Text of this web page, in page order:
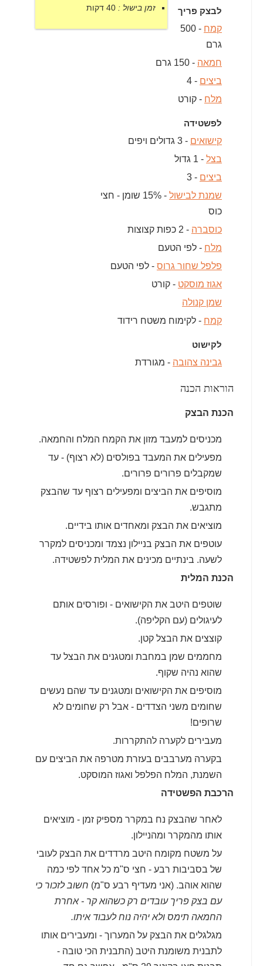
זמן בישול : 40 דקות
לבצק פריך
קמח
- 500
גרם
חמאה - 150 גרם
ביצים - 4
מלח - קורט
לפשטידה
קישואים - 3 גדולים ויפים
בצל - 1 גדול
ביצים - 3
שמנת לבישול
- 15% שומן - חצי
כוס
כוסברה - 2 כפות קצוצות
מלח - לפי הטעם
פלפל שחור גרוס - לפי הטעם
אגוז מוסקט - קורט
שמן קנולה
קמח - לקימוח משטח רידוד
לקישוט
גבינה צהובה - מגורדת
הוראות הכנה
הכנת הבצק
מכניסים למעבד מזון את הקמח המלח והחמאה.
מפעילים את המעבד בפולסים (לא רצוף) - עד
שמקבלים פרורים פרורים.
מוסיפים את הביצים ומפעילים רצוף עד שהבצק
מתגבש.
מוציאים את הבצק ומאחדים אותו בידיים.
עוטפים את הבצק בניילון נצמד ומכניסים למקרר
לשעה. בינתיים מכינים את המלית לפשטידה.
הכנת המלית
שוטפים היטב את הקישואים - ופורסים אותם
לעיגולים (עם הקליפה).
קוצצים את הבצל קטן.
מחממים שמן במחבת ומטגנים את הבצל עד
שהוא נהיה שקוף.
מוסיפים את הקישואים ומטגנים עד שהם נעשים
שחומים משני הצדדים - אבל רק שחומים לא
שרופים!
מעבירים לקערה להתקררות.
בקערה מערבבים בעזרת מטרפה את הביצים עם
השמנת, המלח הפלפל ואגוז המוסקט.
הרכבת הפשטידה
לאחר שהבצק נח במקרר מספיק זמן - מוציאים
אותו מהמקרר ומהניילון.
על משטח מקומח היטב מרדדים את הבצק לעובי
של בסביבות רבע - חצי ס"מ כל אחד לפי כמה
שהוא אוהב. (אני מעדיף רבע ס"מ) חשוב לזכור כי
עם בצק פריך עובדים רק כשהוא קר - אחרת
החמאה תימס ולא יהיה נוח לעבוד איתו.
מגלגלים את הבצק על המערוך - ומעבירים אותו
לתבנית משומנת היטב (התבנית הכי טובה -